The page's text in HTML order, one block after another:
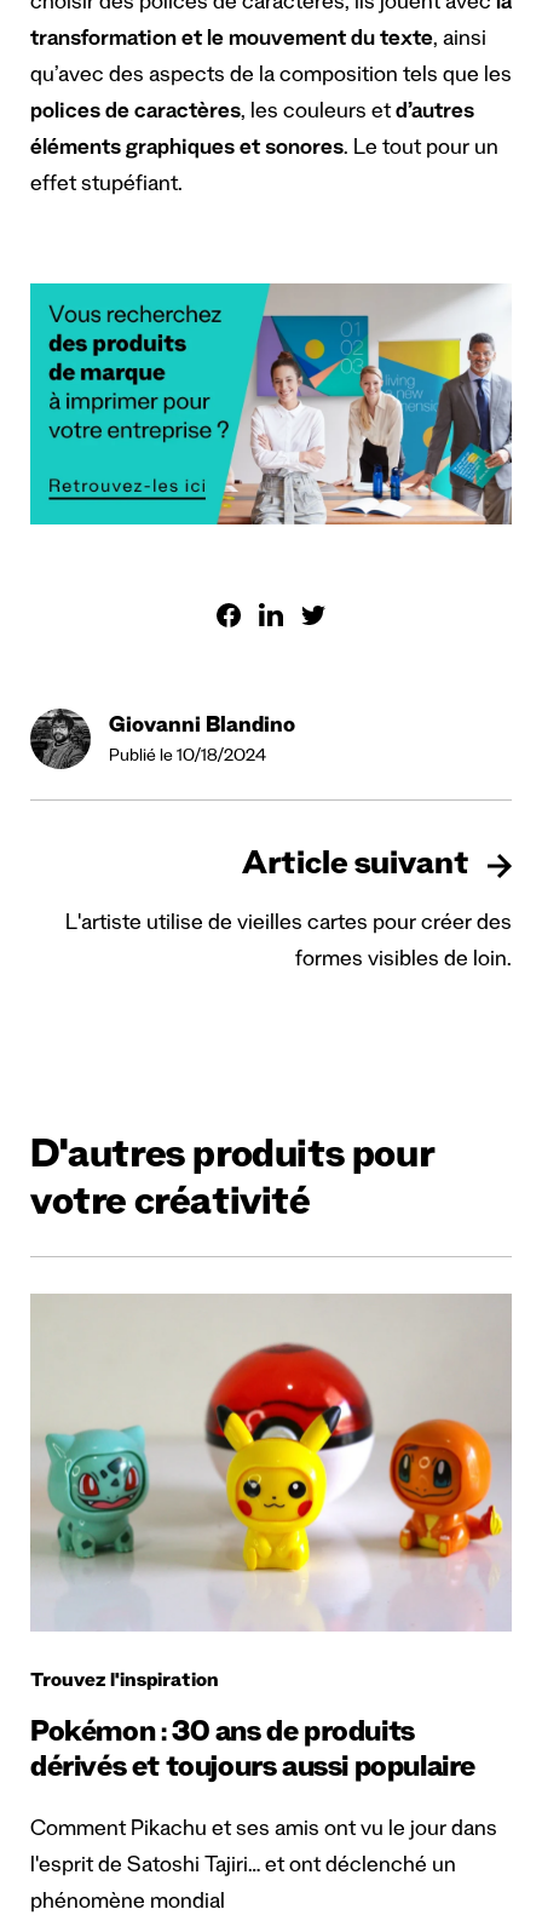
transformation et le mouvement du texte, ainsi
qu’avec des aspects de la composition tels que les
polices de caractères, les couleurs etd’autres
éléments graphiques et sonores. Le tout pour un
effet stupéfiant.
Giovanni Blandino
Publié le 10/18/2024
Article suivant
L'artiste utilise de vieilles cartes pour créer des
formes visibles de loin.
D'autres produits pour
votre créativité
Trouvez l'inspiration
Pokémon : 30 ans de produits
dérivés et toujours aussi populaire
Comment Pikachu et ses amis ont vu le jour dans
l'esprit de Satoshi Tajiri… et ont déclenché un
phénomène mondial